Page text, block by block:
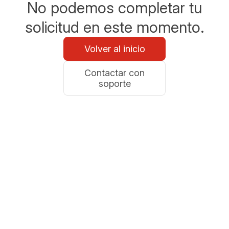
No podemos completar tu
solicitud en este momento.
Volver al inicio
Contactar con
soporte